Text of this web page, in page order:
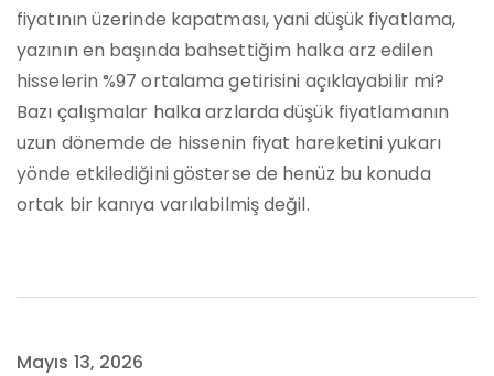
fiyatının üzerinde kapatması, yani düşük fiyatlama,
yazının en başında bahsettiğim halka arz edilen
hisselerin %97 ortalama getirisini açıklayabilir mi?
Bazı çalışmalar halka arzlarda düşük fiyatlamanın
uzun dönemde de hissenin fiyat hareketini yukarı
yönde etkilediğini gösterse de henüz bu konuda
ortak bir kanıya varılabilmiş değil.
Mayıs 13, 2026